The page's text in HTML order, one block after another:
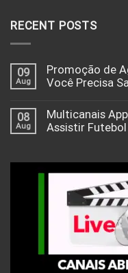
RECENT POSTS
09
Aug
Promoção de
Você Precisa
08
Aug
Multicanais
Assistir